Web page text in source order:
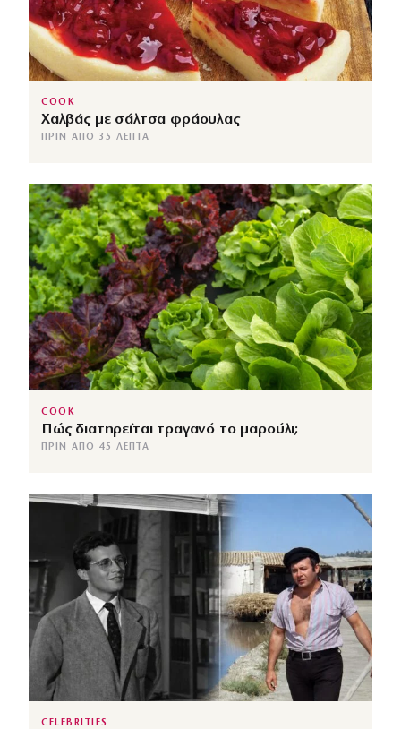
COOK
Χαλβάς με σάλτσα φράουλας
ΠΡΙΝ ΑΠΌ 35 ΛΕΠΤΆ
COOK
Πώς διατηρείται τραγανό το μαρούλι;
ΠΡΙΝ ΑΠΌ 45 ΛΕΠΤΆ
CELEBRITIES